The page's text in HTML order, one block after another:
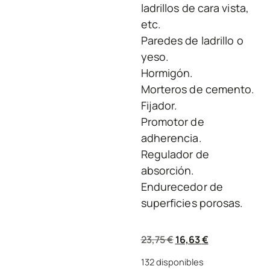
ladrillos de cara vista,
etc.
Paredes de ladrillo o
yeso.
Hormigón.
Morteros de cemento.
Fijador.
Promotor de
adherencia.
Regulador de
absorción.
Endurecedor de
superficies porosas.
23,75€ 16,63€
132 disponibles